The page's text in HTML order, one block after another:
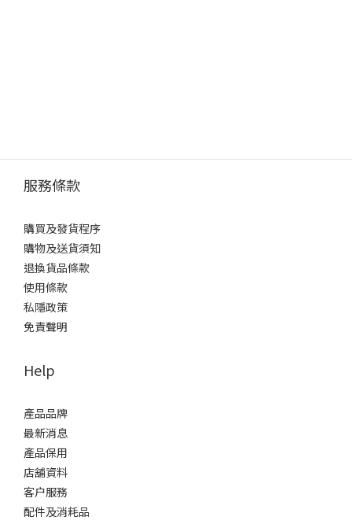
服務條款
購買及發貨程序
購物及送貨須知
退換貨品條款
使用條款
私隱政策
免責聲明
Help
產品品牌
最新消息
產品保用
店舖資料
客户服務
配件及消耗品